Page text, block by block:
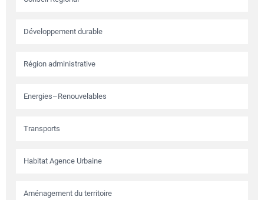
Développement durable
Région administrative
Energies–Renouvelables
Transports
Habitat Agence Urbaine
Aménagement du territoire